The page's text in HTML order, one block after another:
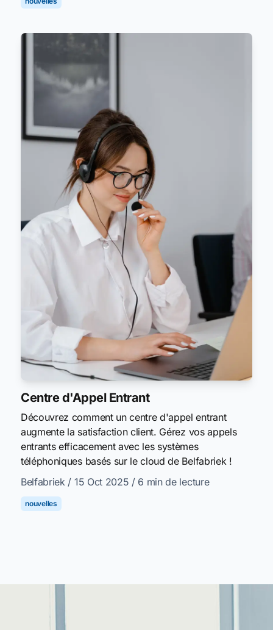
Centre d'Appel Entrant
Découvrez comment un centre d'appel entrant
augmente la satisfaction client. Gérez vos appels
entrants efficacement avec les systèmes
téléphoniques basés sur le cloud de Belfabriek !
Belfabriek / 15 Oct 2025 / 6 min de lecture
nouvelles